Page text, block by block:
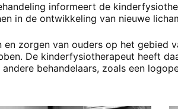
informeert de
in de ontwikkeling van nieuwe
en zorgen van ouders op het gebied
De kinderfysiotherapeut heeft
behandelaars, zoals een